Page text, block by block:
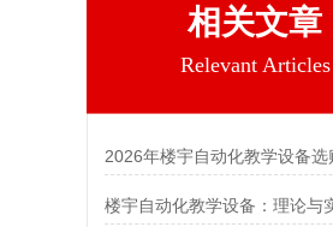
相关文章
Relevant Articles